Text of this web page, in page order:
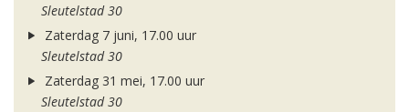
Sleutelstad 30
Zaterdag 7 juni, 17.00 uur
Sleutelstad 30
Zaterdag 31 mei, 17.00 uur
Sleutelstad 30